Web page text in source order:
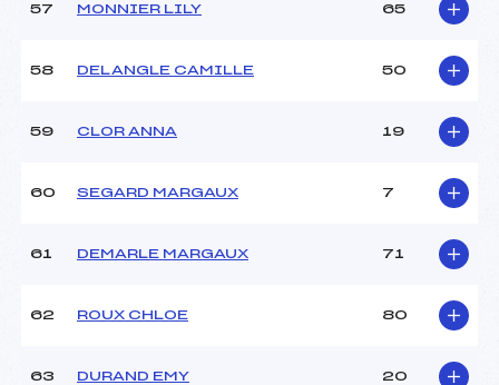
57 MONNIER LILY 65
58 DELANGLE CAMILLE 50
59 CLOR ANNA 19
60 SEGARD MARGAUX 7
61 DEMARLE MARGAUX 71
62 ROUX CHLOE 80
63 DURAND EMY 20